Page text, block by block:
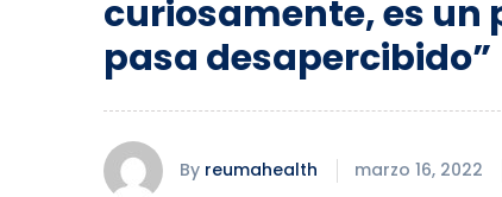
curiosamente, es un
pasa desapercibido”
By reumahealth marzo 16, 2022